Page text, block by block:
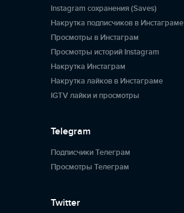
Instagram сохранения (Saves)
Накрутка подписчиков в Инстаграме
Просмотры в Инстаграм
Просмотры историй Instagram
Накрутка Инстаграм
Накрутка лайков в Инстаграме
IGTV лайки и просмотры
Telegram
Подписчики Телеграм
Просмотры Телеграм
Twitter